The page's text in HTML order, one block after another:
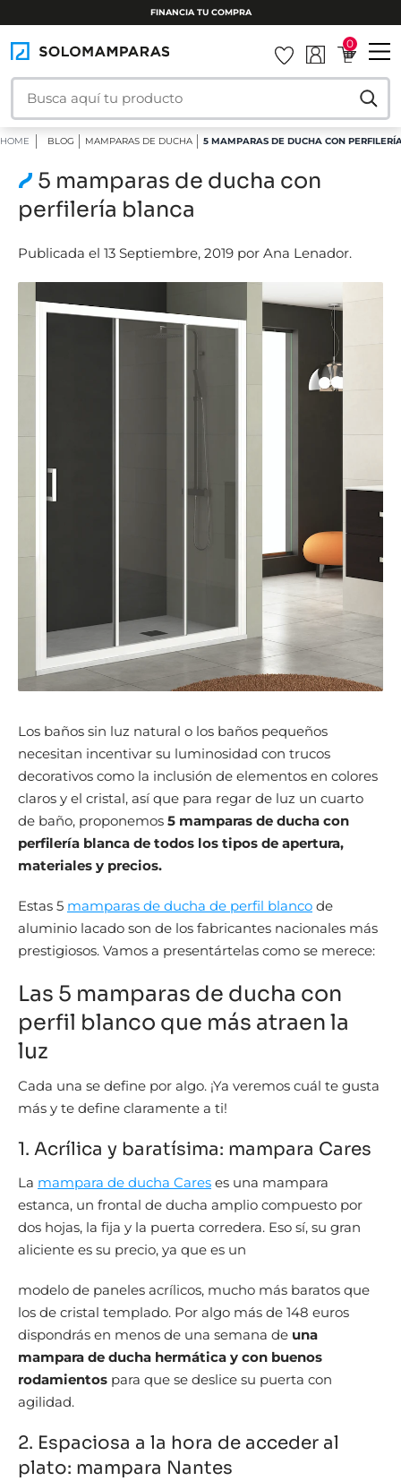
FINANCIA TU COMPRA
0
HOME BLOG MAMPARAS DE DUCHA 5 MAMPARAS DE DUCHA CON
5 mamparas de ducha con
perfilería blanca
Publicada el 13 Septiembre, 2019 por Ana Lenador.
Los baños sin luz natural o los baños pequeños
necesitan incentivar su luminosidad con trucos
decorativos como la inclusión de elementos en colores
claros y el cristal, así que para regar de luz un cuarto
de baño, proponemos 5 mamparas de ducha con
perfilería blanca de todos los tipos de apertura,
materiales y precios.
Estas 5 mamparas de ducha de perfil blanco de
aluminio lacado son de los fabricantes nacionales más
prestigiosos. Vamos a presentártelas como se merece:
Las 5 mamparas de ducha con
perfil blanco que más atraen la
luz
Cada una se define por algo. ¡Ya veremos cuál te gusta
más y te define claramente a ti!
1. Acrílica y baratísima: mampara Cares
La mampara de ducha Cares es una mampara
estanca, un frontal de ducha amplio compuesto por
dos hojas, la fija y la puerta corredera. Eso sí, su gran
aliciente es su precio, ya que es un
modelo de paneles acrílicos, mucho más baratos que
los de cristal templado. Por algo más de 148 euros
dispondrás en menos de una semana de una
mampara de ducha hermática y con buenos
rodamientos para que se deslice su puerta con
agilidad.
2. Espaciosa a la hora de acceder al
plato: mampara Nantes